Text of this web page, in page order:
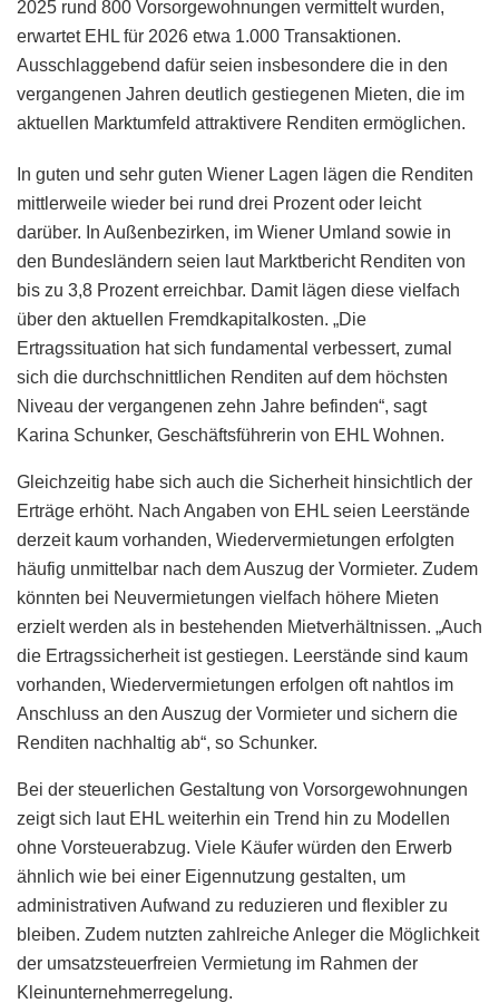
2025 rund 800 Vorsorgewohnungen vermittelt wurden,
erwartet EHL für 2026 etwa 1.000 Transaktionen.
Ausschlaggebend dafür seien insbesondere die in den
vergangenen Jahren deutlich gestiegenen Mieten, die im
aktuellen Marktumfeld attraktivere Renditen ermöglichen.
In guten und sehr guten Wiener Lagen lägen die Renditen
mittlerweile wieder bei rund drei Prozent oder leicht
darüber. In Außenbezirken, im Wiener Umland sowie in
den Bundesländern seien laut Marktbericht Renditen von
bis zu 3,8 Prozent erreichbar. Damit lägen diese vielfach
über den aktuellen Fremdkapitalkosten. „Die
Ertragssituation hat sich fundamental verbessert, zumal
sich die durchschnittlichen Renditen auf dem höchsten
Niveau der vergangenen zehn Jahre befinden“, sagt
Karina Schunker, Geschäftsführerin von EHL Wohnen.
Gleichzeitig habe sich auch die Sicherheit hinsichtlich der
Erträge erhöht. Nach Angaben von EHL seien Leerstände
derzeit kaum vorhanden, Wiedervermietungen erfolgten
häufig unmittelbar nach dem Auszug der Vormieter. Zudem
könnten bei Neuvermietungen vielfach höhere Mieten
erzielt werden als in bestehenden Mietverhältnissen. „Auch
die Ertragssicherheit ist gestiegen. Leerstände sind kaum
vorhanden, Wiedervermietungen erfolgen oft nahtlos im
Anschluss an den Auszug der Vormieter und sichern die
Renditen nachhaltig ab“, so Schunker.
Bei der steuerlichen Gestaltung von Vorsorgewohnungen
zeigt sich laut EHL weiterhin ein Trend hin zu Modellen
ohne Vorsteuerabzug. Viele Käufer würden den Erwerb
ähnlich wie bei einer Eigennutzung gestalten, um
administrativen Aufwand zu reduzieren und flexibler zu
bleiben. Zudem nutzten zahlreiche Anleger die Möglichkeit
der umsatzsteuerfreien Vermietung im Rahmen der
Kleinunternehmerregelung.